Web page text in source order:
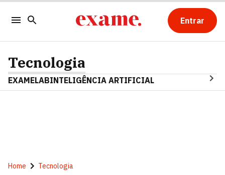
Entrar
Tecnologia
EXAMELABINTELIGÊNCIA ARTIFICIAL
Home Tecnologia